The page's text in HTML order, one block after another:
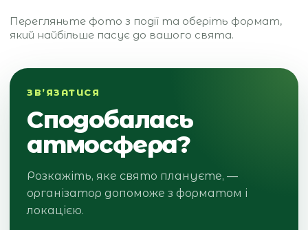
Перегляньте фото з події та оберіть формат,
який найбільше пасує до вашого свята.
ЗВ’ЯЗАТИСЯ
Сподобалась
атмосфера?
Розкажіть, яке свято плануєте, —
організатор допоможе з форматом і
локацією.